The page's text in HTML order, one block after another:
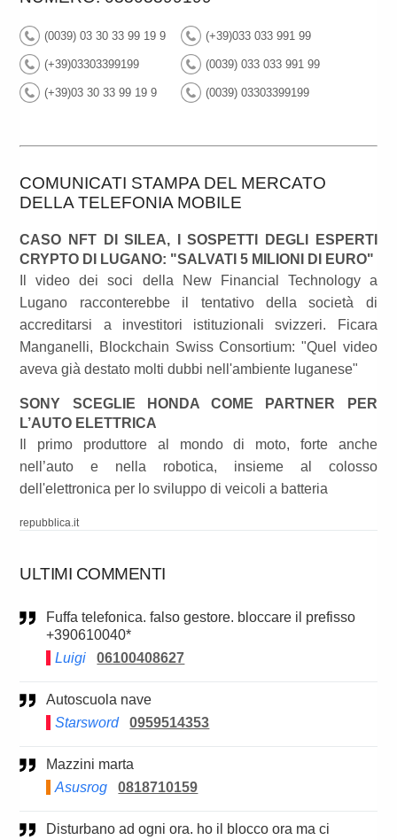
(0039) 03 30 33 99 19 9 (+39)033 033 991 99
(+39)03303399199 (0039) 033 033 991 99
(+39)03 30 33 99 19 9 (0039) 03303399199
COMUNICATI STAMPA DEL MERCATO
DELLA TELEFONIA MOBILE
CASO NFT DI SILEA, I SOSPETTI DEGLI ESPERTI
CRYPTO DI LUGANO: "SALVATI 5 MILIONI DI EURO"
Il video dei soci della New Financial Technology a
Lugano racconterebbe il tentativo della società di
accreditarsi a investitori istituzionali svizzeri. Ficara
Manganelli, Blockchain Swiss Consortium: "Quel video
aveva già destato molti dubbi nell'ambiente luganese"
SONY SCEGLIE HONDA COME PARTNER PER
L’AUTO ELETTRICA
Il primo produttore al mondo di moto, forte anche
nell’auto e nella robotica, insieme al colosso
dell'elettronica per lo sviluppo di veicoli a batteria
repubblica.it
ULTIMI COMMENTI
Fuffa telefonica. falso gestore. bloccare il prefisso
+390610040*
Luigi
06100408627
Autoscuola nave
Starsword
0959514353
Mazzini marta
Asusrog
0818710159
Disturbano ad ogni ora. ho il blocco ora ma ci